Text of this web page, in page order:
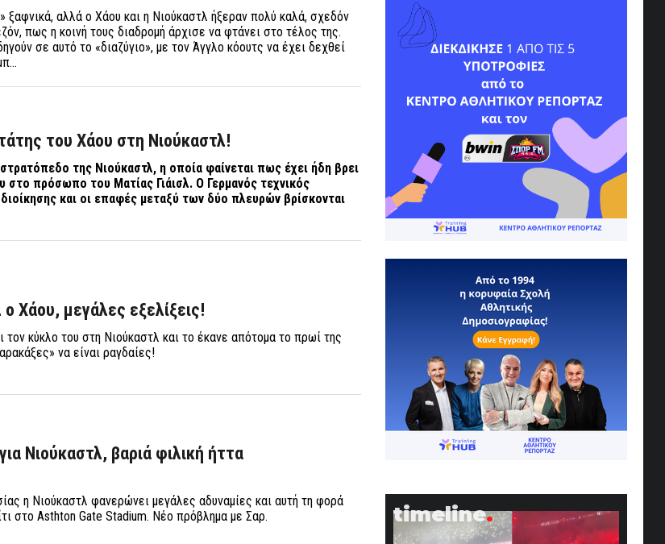
ξαφνικά, αλλά ο Χάου και η Νιούκαστλ ήξεραν πολύ καλά, σχεδόν
πως η κοινή τους διαδρομή άρχισε να φτάνει στο τέλος της.
σε αυτό το «διαζύγιο», με τον Άγγλο κόουτς να έχει δεχθεί
του Χάου στη Νιούκαστλ!
στρατόπεδο της Νιούκαστλ, η οποία φαίνεται πως έχει ήδη βρει
στο πρόσωπο του Ματίας Γιάισλ. Ο Γερμανός τεχνικός
και οι επαφές μεταξύ των δύο πλευρών βρίσκονται
Χάου, μεγάλες εξελίξεις!
κύκλο του στη Νιούκαστλ και το έκανε απότομα το πρωί της
να είναι ραγδαίες!
Νιούκαστλ, βαριά φιλική ήττα
η Νιούκαστλ φανερώνει μεγάλες αδυναμίες και αυτή τη φορά
στο Asthton Gate Stadium. Νέο πρόβλημα με Σαρ.
timeline